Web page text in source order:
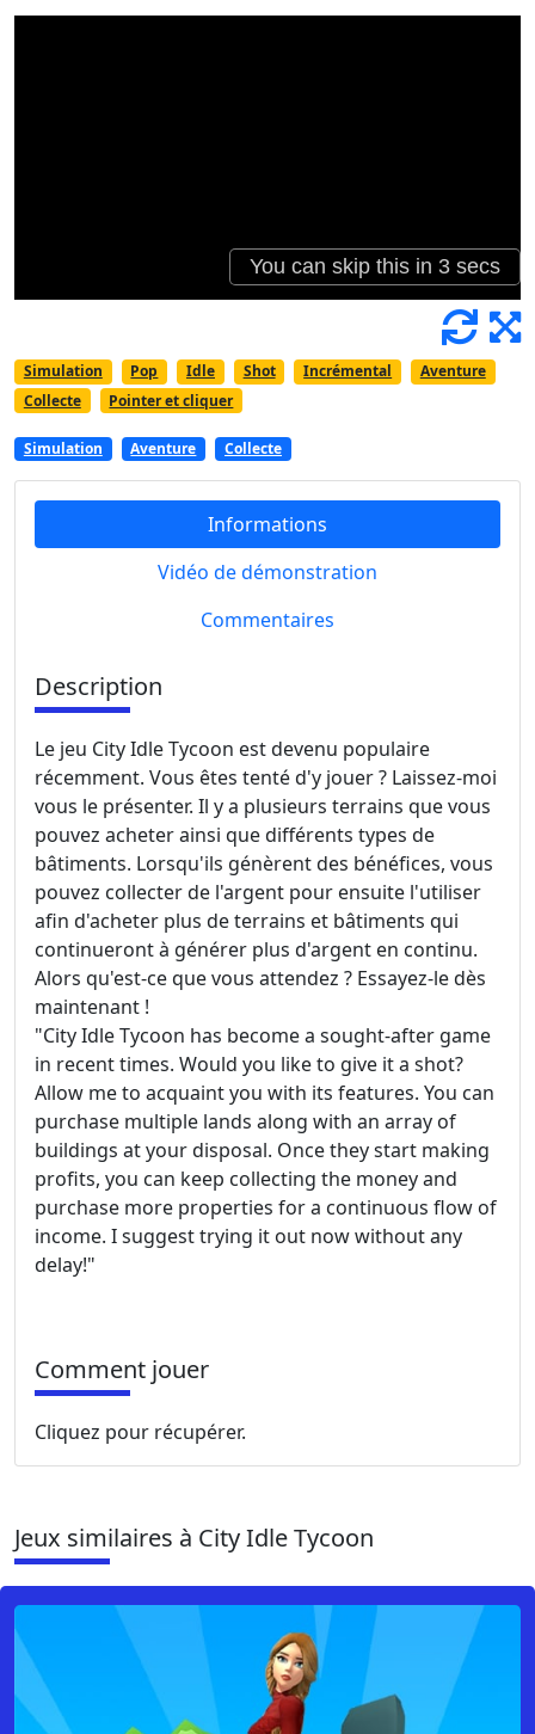
Simulation Pop Idle Shot Incrémental
Aventure
Collecte
Pointer et cliquer
Simulation Aventure Collecte
Informations
Vidéo de démonstration
Commentaires
Description
Le jeu City Idle Tycoon est devenu populaire
récemment. Vous êtes tenté d'y jouer ? Laissez-moi
vous le présenter. Il y a plusieurs terrains que vous
pouvez acheter ainsi que différents types de
bâtiments. Lorsqu'ils génèrent des bénéfices, vous
pouvez collecter de l'argent pour ensuite l'utiliser
afin d'acheter plus de terrains et bâtiments qui
continueront à générer plus d'argent en continu.
Alors qu'est-ce que vous attendez ? Essayez-le dès
maintenant !
"City Idle Tycoon has become a sought-after game
in recent times. Would you like to give it a shot?
Allow me to acquaint you with its features. You can
purchase multiple lands along with an array of
buildings at your disposal. Once they start making
profits, you can keep collecting the money and
purchase more properties for a continuous flow of
income. I suggest trying it out now without any
delay!"
Comment jouer
Cliquez pour récupérer.
Jeux similaires à City Idle Tycoon